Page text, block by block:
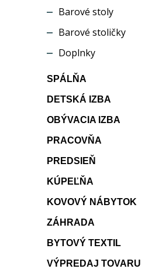
Barové stoly
Barové stoličky
Doplnky
SPÁLŇA
DETSKÁ IZBA
OBÝVACIA IZBA
PRACOVŇA
PREDSIEŇ
KÚPEĽŇA
KOVOVÝ NÁBYTOK
ZÁHRADA
BYTOVÝ TEXTIL
VÝPREDAJ TOVARU